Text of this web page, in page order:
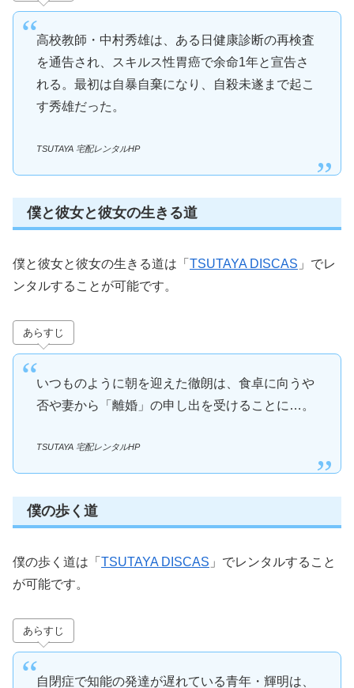
高校教師・中村秀雄は、ある日健康診断の再検査
を通告され、スキルス性胃癌で余命1年と宣告さ
れる。最初は自暴自棄になり、自殺未遂まで起こ
す秀雄だった。
TSUTAYA 宅配レンタルHP
僕と彼女と彼女の生きる道
僕と彼女と彼女の生きる道は「 TSUTAYA DISCAS 」でレ
ンタルすることが可能です。
あらすじ
いつものように朝を迎えた徹朗は、食卓に向うや
否や妻から「離婚」の申し出を受けることに…。
TSUTAYA 宅配レンタルHP
僕の歩く道
僕の歩く道は「 TSUTAYA DISCAS 」でレンタルすること
が可能です。
あらすじ
自閉症で知能の発達が遅れている青年・輝明は、